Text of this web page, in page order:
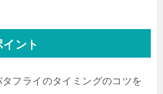
ント
フライのタイミングのコツを